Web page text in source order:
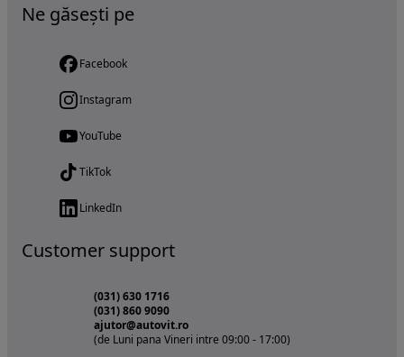
Ne găsești pe
Facebook
Instagram
YouTube
TikTok
LinkedIn
Customer support
(031) 630 1716
(031) 860 9090
ajutor@autovit.ro
(de Luni pana Vineri intre 09:00 - 17:00)